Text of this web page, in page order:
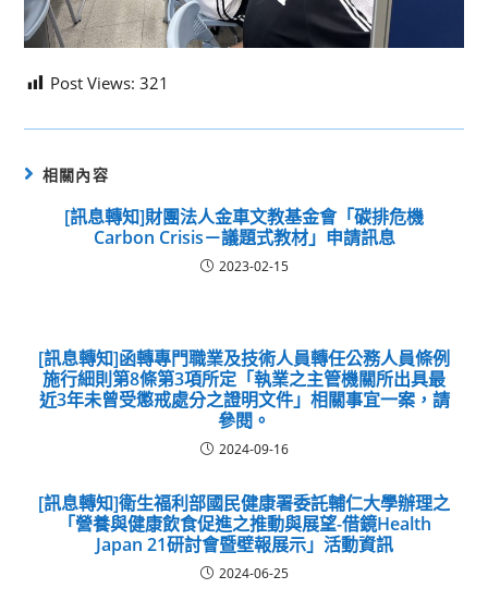
Post Views: 321
相關內容
[訊息轉知]財團法人金車文教基金會「碳排危機
Carbon Crisis－議題式教材」申請訊息
2023-02-15
[訊息轉知]函轉專門職業及技術人員轉任公務人員條例
施行細則第8條第3項所定「執業之主管機關所出具最
近3年未曾受懲戒處分之證明文件」相關事宜一案，請
參閱。
2024-09-16
[訊息轉知]衛生福利部國民健康署委託輔仁大學辦理之
「營養與健康飲食促進之推動與展望-借鏡Health
Japan 21研討會暨壁報展示」活動資訊
2024-06-25